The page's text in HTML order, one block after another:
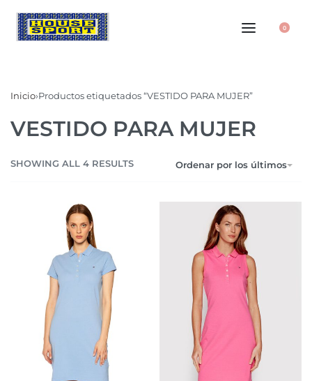
0
Inicio›Productos etiquetados “VESTIDO PARA MUJER”
VESTIDO PARA MUJER
SHOWING ALL 4 RESULTS Ordenar por los últimos